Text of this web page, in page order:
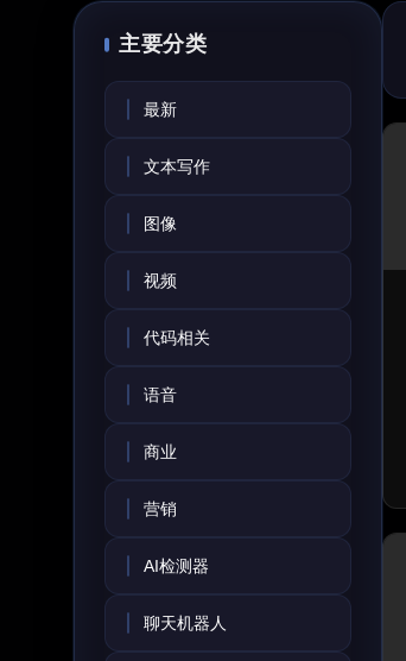
主要分类
最新
文本写作
图像
视频
代码相关
语音
商业
营销
AI检测器
聊天机器人